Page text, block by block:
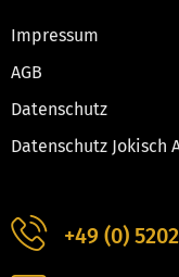
Impressum
AGB
Datenschutz
Datenschutz Jokisch
+49 (0)